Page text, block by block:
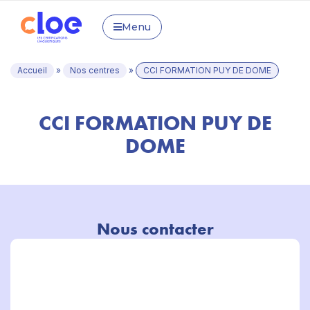
Menu
Accueil » Nos centres » CCI FORMATION PUY DE DOME
CCI FORMATION PUY DE
DOME
Nous contacter